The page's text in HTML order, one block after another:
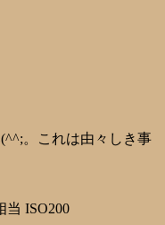
。これは由々しき事
当 ISO200